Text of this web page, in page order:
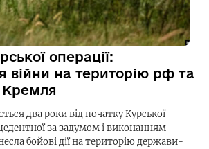
операції:
війни на територію рф та
Кремля
два роки від початку Курської
за задумом і виконанням
бойові дії на територію держави-